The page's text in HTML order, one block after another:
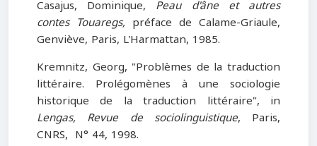
Casajus, Dominique, Peau d'âne et autres
contes Touaregs, préface de Calame-Griaule,
Genviève, Paris, L'Harmattan, 1985.
Kremnitz, Georg, "Problèmes de la traduction
littéraire. Prolégomènes à une sociologie
historique de la traduction littéraire", in
Lengas, Revue de sociolinguistique, Paris,
CNRS, N° 44, 1998.